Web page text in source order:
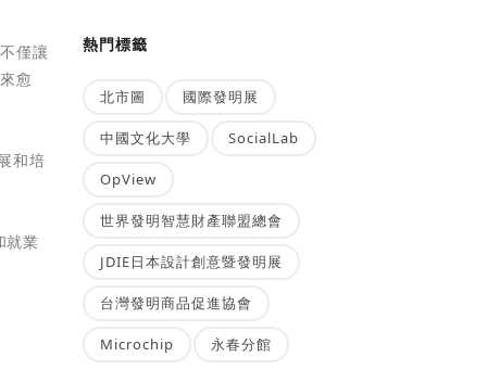
僅讓
愈
和培
就業
熱門標籤
北市圖 國際發明展
中國文化大學 SocialLab
OpView
世界發明智慧財產聯盟總會
JDIE日本設計創意暨發明展
台灣發明商品促進協會
Microchip 永春分館